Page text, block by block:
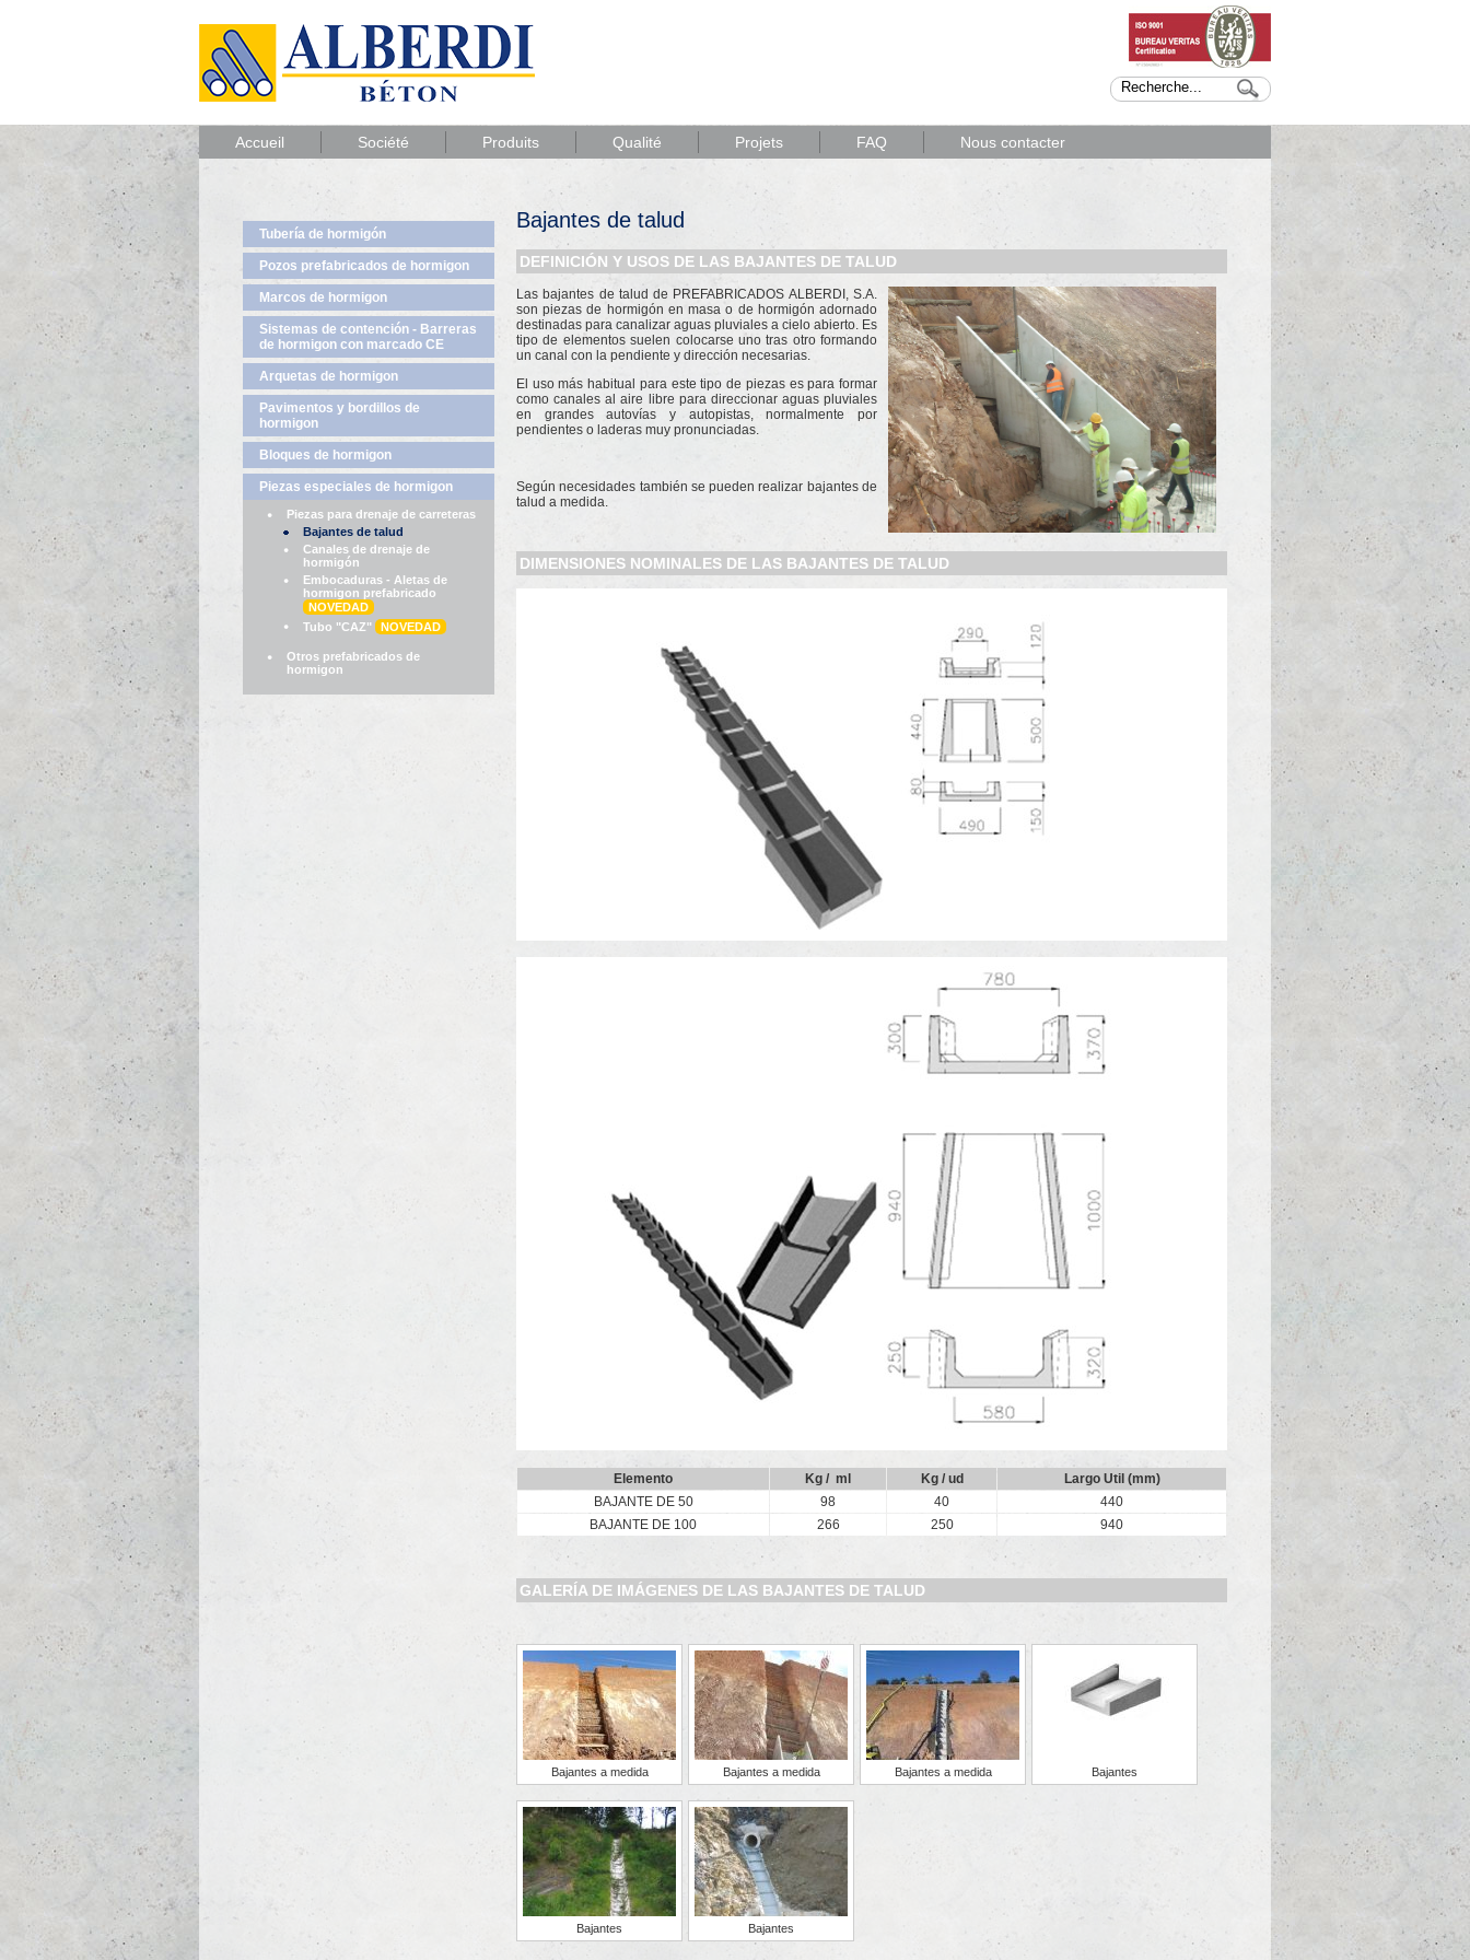
Accueil Société Produits Qualité Projets FAQ Nous contacter
Tubería de hormigón
Pozos prefabricados de hormigon
Marcos de hormigon
Sistemas de contención - Barreras
de hormigon con marcado CE
Arquetas de hormigon
Pavimentos y bordillos de
hormigon
Bloques de hormigon
Piezas especiales de hormigon
Piezas para drenaje de carreteras
Bajantes de talud
Canales de drenaje de
hormigón
Embocaduras - Aletas de
hormigon prefabricado
NOVEDAD
Tubo "CAZ"
NOVEDAD
Otros prefabricados de
hormigon
Bajantes de talud
DEFINICIÓN Y USOS DE LAS BAJANTES DE TALUD
Las bajantes de talud de PREFABRICADOS ALBERDI, S.A.
son piezas de hormigón en masa o de hormigón adornado
destinadas para canalizar aguas pluviales a cielo abierto. Es
tipo de elementos suelen colocarse uno tras otro formando
un canal con la pendiente y dirección necesarias.
El uso más habitual para este tipo de piezas es para formar
como canales al aire libre para direccionar aguas pluviales
en grandes autovías y autopistas, normalmente por
pendientes o laderas muy pronunciadas.
Según necesidades también se pueden realizar bajantes de
talud a medida.
DIMENSIONES NOMINALES DE LAS BAJANTES DE TALUD
Elemento Kg / ml Kg / ud
Largo Util (mm)
BAJANTE DE 50
98 40
440
BAJANTE DE 100
266 250 940
GALERÍA DE IMÁGENES DE LAS BAJANTES DE TALUD
Bajantes a medida Bajantes a medida Bajantes a medida Bajantes
Bajantes Bajantes